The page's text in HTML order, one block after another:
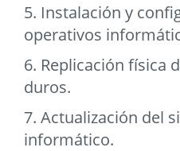
5. Instalación y
operativos
6. Replicación física
duros.
7. Actualización del
informático.